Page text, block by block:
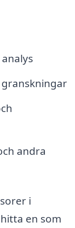
andra
i
en som